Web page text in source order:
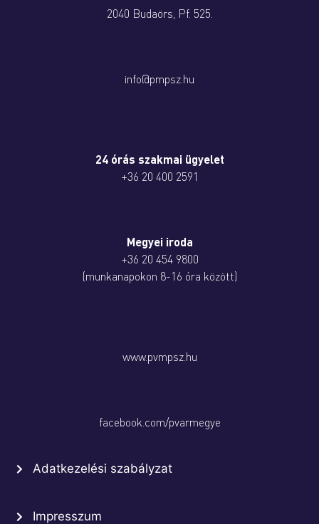
2040 Budaörs, Pf. 525.
info@pmpsz.hu
24 órás szakmai ügyelet
+36 20 400 2591
Megyei iroda
+36 20 454 9800
(munkanapokon 8-16 óra között)
www.pvmpsz.hu
facebook.com/pvarmegye
Adatkezelési szabályzat
Impresszum